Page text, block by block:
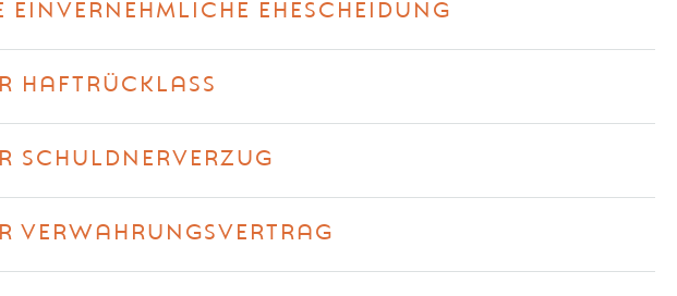
EINVERNEHMLICHE EHESCHEIDUNG
HAFTRÜCKLASS
SCHULDNERVERZUG
VERWAHRUNGSVERTRAG